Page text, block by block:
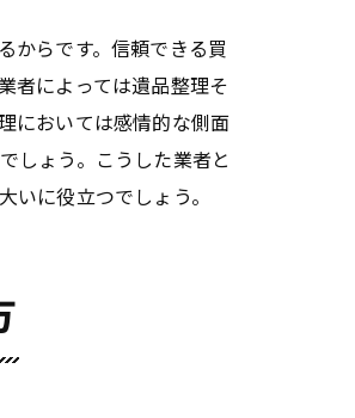
からです。信頼できる買
者によっては遺品整理そ
においては感情的な側面
しょう。こうした業者と
に役立つでしょう。